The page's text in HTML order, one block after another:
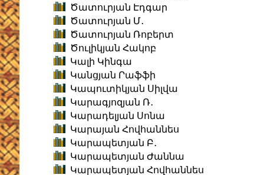
Ծատուրյան Էդգար
Ծատուրյան Մ․
Ծատուրյան Ռոբերտ
Ծուլիկյան Հակոբ
Կալի Կինգա
Կանցյան Րաֆֆի
Կապուտիկյան Սիլվա
Կարագյոզյան Ռ․
Կարադելյան Սոնա
Կարայան Հովհաննես
Կարապետյան Բ․
Կարապետյան Ժաննա
Կարապետյան Հովհաննես